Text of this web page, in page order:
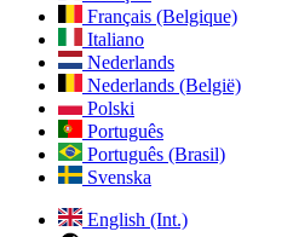
Français (Belgique)
Italiano
Nederlands
Nederlands (België)
Polski
Português
Português (Brasil)
Svenska
English (Int.)